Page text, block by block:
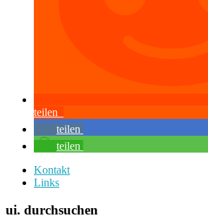
teilen
teilen
teilen
Kontakt
Links
ui. durchsuchen